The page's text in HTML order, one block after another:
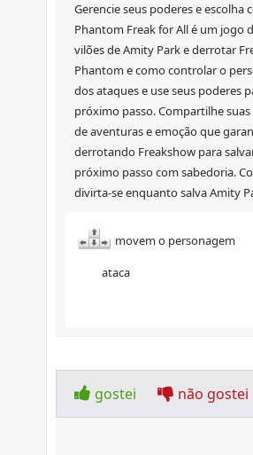
Gerencie seus poderes e
Phantom Freak for All é um jogo
vilões de Amity Park e derrotar
Phantom e como controlar o
dos ataques e use seus poderes
próximo passo. Compartilhe
de aventuras e emoção que
derrotando Freakshow para
próximo passo com sabedoria.
divirta-se enquanto salva Amity
movem o personagem
ataca
gostei não gostei